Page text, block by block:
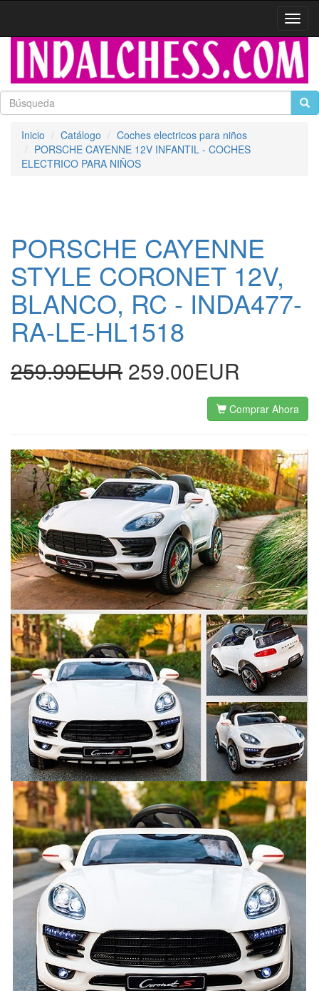
Inicio Catálogo
Coches electricos para niños
PORSCHE CAYENNE 12V INFANTIL - COCHES
ELECTRICO PARA NIÑOS
PORSCHE CAYENNE
STYLE CORONET 12V,
BLANCO, RC - INDA477-
RA-LE-HL1518
259.99EUR 259.00EUR
Comprar Ahora